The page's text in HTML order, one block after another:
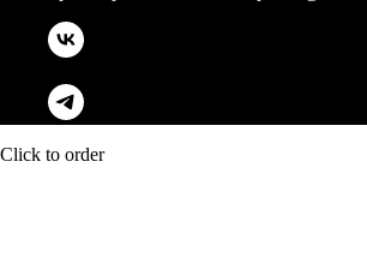
Click to order